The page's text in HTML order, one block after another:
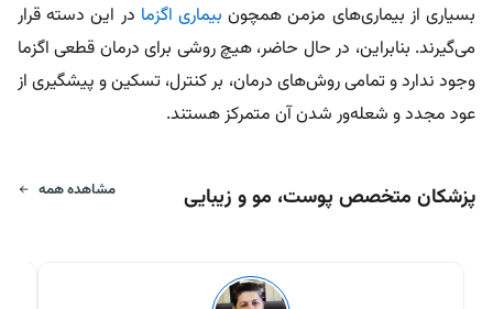
بسیاری از بیماری‌های مزمن همچون بیماری اگزما در این دسته قرار
می‌گیرند. بنابراین، در حال حاضر، هیچ روشی برای درمان قطعی اگزما
وجود ندارد و تمامی روش‌های درمان، بر کنترل، تسکین و پیشگیری از
عود مجدد و شعله‌ور شدن آن متمرکز هستند.
پزشکان متخصص پوست، مو و زیبایی مشاهده همه